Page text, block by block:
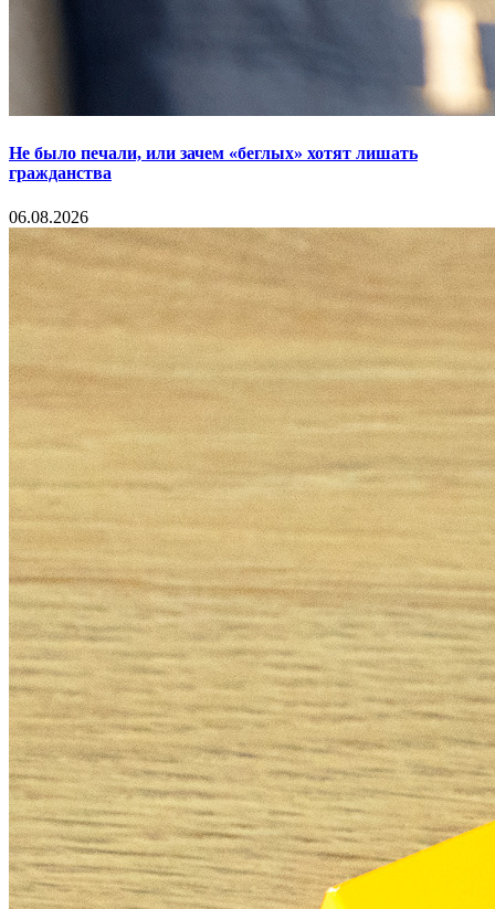
Не было печали, или зачем «беглых» хотят лишать
гражданства
06.08.2026